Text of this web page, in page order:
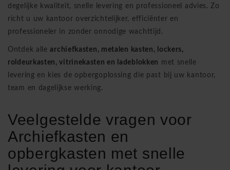
degelijke kwaliteit, snelle levering en professioneel advies. Zo
richt u uw kantoor overzichtelijker, efficiënter en
professioneler in zonder onnodige wachttijd.
Ontdek allearchiefkasten, metalen kasten, lockers,
roldeurkasten, vitrinekasten en ladeblokken met snelle
levering en kies de opbergoplossing die past bij uw kantoor,
team en dagelijkse werking.
Veelgestelde vragen voor
Archiefkasten en
opbergkasten met snelle